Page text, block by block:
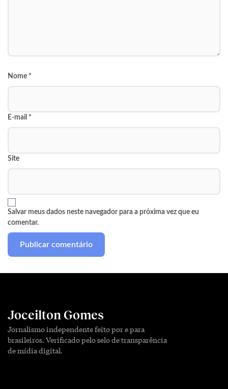
Nome *
E-mail *
Site
Salvar meus dados neste navegador para a próxima vez que eu
comentar.
Joceilton Gomes
Jornalismo independente feito por e para
brasileiros. Verificado pelo selo de transparência
de mídia digital.